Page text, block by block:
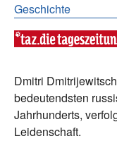
Geschichte
Dmitri
bedeutendsten
Jahrhunderts,
Leidenschaft.